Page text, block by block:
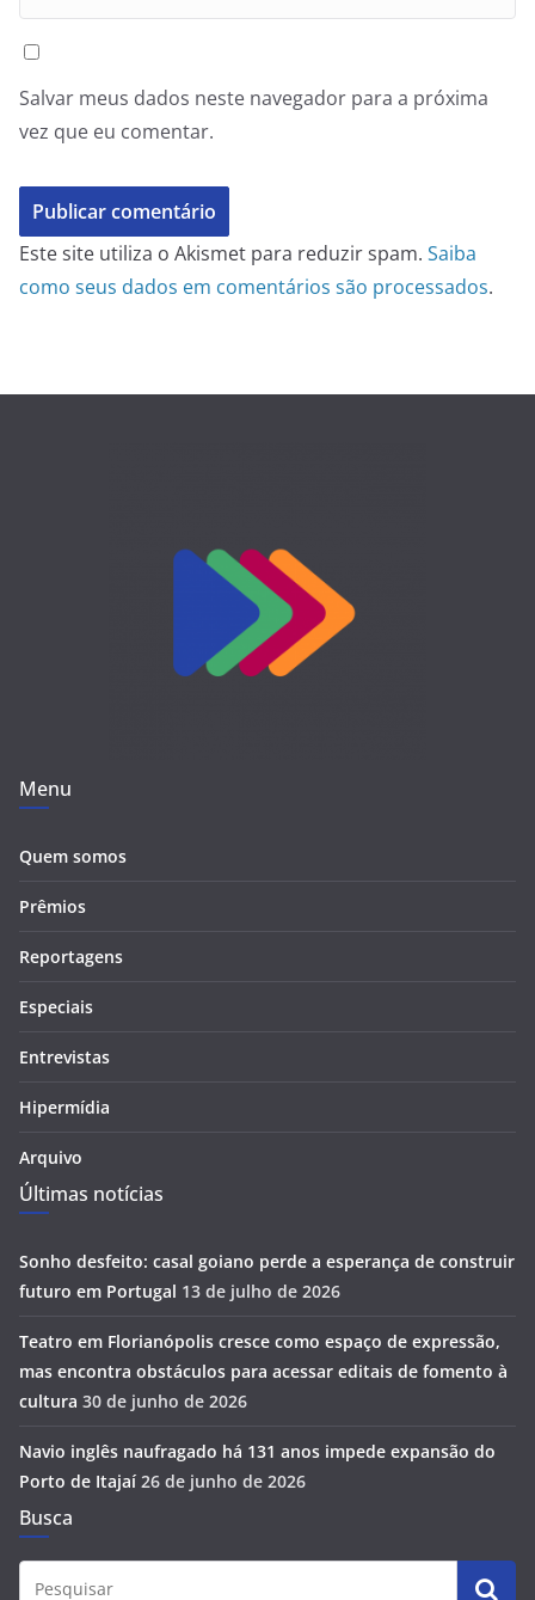
Salvar meus dados neste navegador para a próxima
vez que eu comentar.
Este site utiliza o Akismet para reduzir spam. Saiba
como seus dados em comentários são processados.
Menu
Quem somos
Prêmios
Reportagens
Especiais
Entrevistas
Hipermídia
Arquivo
Últimas notícias
Sonho desfeito: casal goiano perde a esperança de construir
futuro em Portugal 13 de julho de 2026
Teatro em Florianópolis cresce como espaço de expressão,
mas encontra obstáculos para acessar editais de fomento à
cultura 30 de junho de 2026
Navio inglês naufragado há 131 anos impede expansão do
Porto de Itajaí 26 de junho de 2026
Busca